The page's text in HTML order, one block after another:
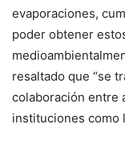
evaporaciones,
poder obtener
resaltado que “se
colaboración entre
instituciones como